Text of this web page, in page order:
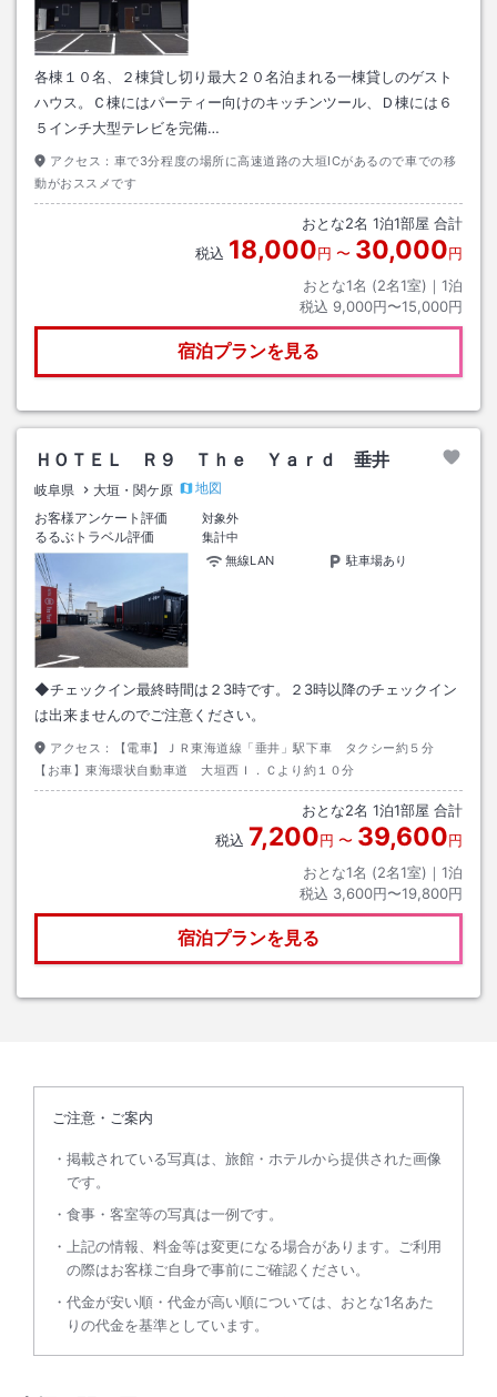
各棟１０名、２棟貸し切り最大２０名泊まれる一棟貸しのゲスト
ハウス。Ｃ棟にはパーティー向けのキッチンツール、Ｄ棟には６
５インチ大型テレビを完備…
アクセス： 車で3分程度の場所に高速道路の大垣ICがあるので車での移
動がおススメです
おとな2名 1泊1部屋 合計
税込 18,000円 〜 30,000円
おとな1名 (2名1室)｜ 1泊
税込 9,000円〜15,000円
宿泊プランを見る
ＨＯＴＥＬ Ｒ９ Ｔｈｅ Ｙａｒｄ 垂井
岐阜県 大垣・関ケ原
地図
お客様アンケート評価
対象外
るるぶトラベル評価
集計中
無線LAN
駐車場あり
◆チェックイン最終時間は２3時です。２3時以降のチェックイン
は出来ませんのでご注意ください。
アクセス：
【電車】ＪＲ東海道線「垂井」駅下車 タクシー約５分
【お車】東海環状自動車道 大垣西Ｉ．Ｃより約１０分
おとな2名 1泊1部屋 合計
税込 7,200円 〜 39,600円
おとな1名 (2名1室)｜ 1泊
税込 3,600円〜19,800円
宿泊プランを見る
ご注意・ご案内
掲載されている写真は、旅館・ホテルから提供された画像
です。
食事・客室等の写真は一例です。
上記の情報、料金等は変更になる場合があります。ご利用
の際はお客様ご自身で事前にご確認ください。
代金が安い順・代金が高い順については、おとな1名あた
りの代金を基準としています。